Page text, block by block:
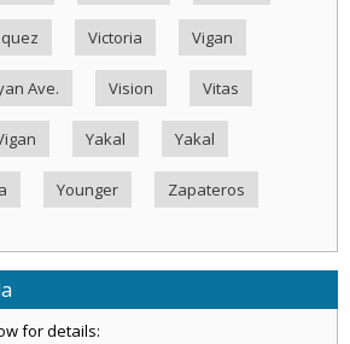
Victoria Vigan
Ave. Vision Vitas
Yakal Yakal
Younger Zapateros
for details: